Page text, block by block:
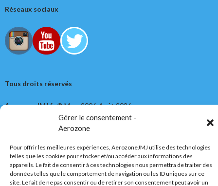
Gérer le consentement -
Aerozone
Pour offrir les meilleures expériences, AerozoneJMJ utilise des technologies
telles que les cookies pour stocker et/ou accéder aux informations des
appareils. Le fait de consentir à ces technologies nous permettra de traiter des
données telles que le comportement de navigation ou les ID uniques sur ce
site. Le fait de ne pas consentir ou de retirer son consentement peut avoir un
Réseaux sociaux
Tous droits réservés
AerozoneJMJ.fr© Mars 2006-Août 2026
Politique de confidentialité Fièrement propulsé par WordPress